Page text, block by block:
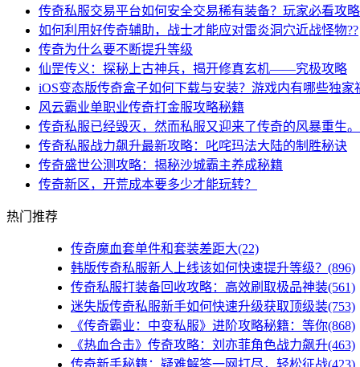
传奇私服交易平台如何安全交易稀有装备？玩家必看攻略
如何利用好传奇辅助，战士才能应对雷炎洞穴近战怪物??
传奇为什么要不断提升等级
仙罡传义：探秘上古神兵，揭开修真玄机——究极攻略
iOS变态版传奇盒子如何下载与安装？游戏内有哪些独家
风云霸业单职业传奇打金服攻略秘籍
传奇私服已经毁灭，然而私服又迎来了传奇的风暴重生。
传奇私服战力飙升最新攻略：叱咤玛法大陆的制胜秘诀
传奇盛世公测攻略：揭秘沙城霸主养成秘籍
传奇新区，开荒成本要多少才能玩转？
热门推荐
传奇魔血套单件和套装差距大(22)
韩版传奇私服新人上线该如何快速提升等级？(896)
传奇私服打装备回收攻略：高效刷取极品神装(561)
迷失版传奇私服新手如何快速升级获取顶级装(753)
《传奇霸业：中变私服》进阶攻略秘籍：等你(868)
《热血合击》传奇攻略：刘亦菲角色战力飙升(463)